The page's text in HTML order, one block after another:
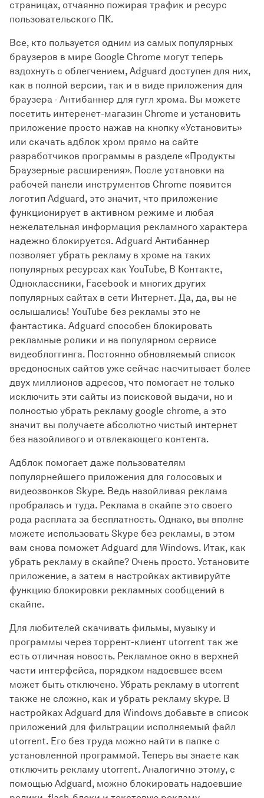
страницах, отчаянно пожирая трафик и ресурс
пользовательского ПК.
Все, кто пользуется одним из самых популярных
браузеров в мире Google Chrome могут теперь
вздохнуть с облегчением, Adguard доступен для них,
как в полной версии, так и в виде приложения для
браузера - Антибаннер для гугл хрома. Вы можете
посетить интеренет-магазин Chrome и установить
приложение просто нажав на кнопку «Установить»
или скачать адблок хром прямо на сайте
разработчиков программы в разделе «Продукты
Браузерные расширения». После установки на
рабочей панели инструментов Chrome появится
логотип Adguard, это значит, что приложение
функционирует в активном режиме и любая
нежелательная информация рекламного характера
надежно блокируется. Adguard Антибаннер
позволяет убрать рекламу в хроме на таких
популярных ресурсах как YouTube, В Контакте,
Одноклассники, Facebook и многих других
популярных сайтах в сети Интернет. Да, да, вы не
ослышались! YouTube без рекламы это не
фантастика. Adguard способен блокировать
рекламные ролики и на популярном сервисе
видеоблоггинга. Постоянно обновляемый список
вредоносных сайтов уже сейчас насчитывает более
двух миллионов адресов, что помогает не только
исключить эти сайты из поисковой выдачи, но и
полностью убрать рекламу google chrome, а это
значит вы получаете абсолютно чистый интернет
без назойливого и отвлекающего контента.
Адблок помогает даже пользователям
популярнейшего приложения для голосовых и
видеозвонков Skype. Ведь назойливая реклама
пробралась и туда. Реклама в скайпе это своего
рода расплата за бесплатность. Однако, вы вполне
можете использовать Skype без рекламы, в этом
вам снова поможет Adguard для Windows. Итак, как
убрать рекламу в скайпе? Очень просто. Установите
приложение, а затем в настройках активируйте
функцию блокировки рекламных сообщений в
скайпе.
Для любителей скачивать фильмы, музыку и
программы через торрент-клиент utorrent так же
есть отличная новость. Рекламное окно в верхней
части интерфейса, порядком надоевшее всем
может быть отключено. Убрать рекламу в utorrent
также не сложно, как и убрать рекламу skype. В
настройках Adguard для Windows добавьте в список
приложений для фильтрации исполняемый файл
utorrent. Его без труда можно найти в папке с
установленной программой. Теперь вы знаете как
отключить рекламу utorrent. Аналогично этому, с
помощью Adguard, можно блокировать надоевшие